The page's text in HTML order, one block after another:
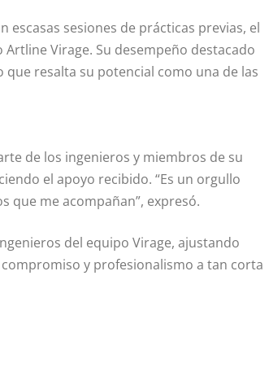
sesiones de prácticas previas, el
Virage. Su desempeño destacado
resalta su potencial como una de las
de los ingenieros y miembros de su
el apoyo recibido. “Es un orgullo
que me acompañan”, expresó.
del equipo Virage, ajustando
y profesionalismo a tan corta